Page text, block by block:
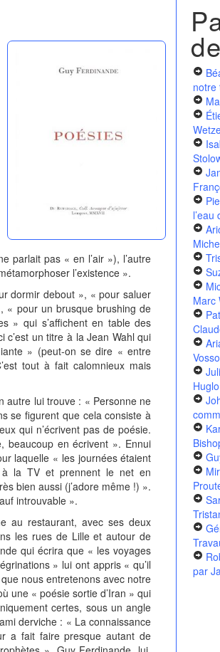
parlait pas « en l’air »), l’autre
l’existence ».
dormir debout », « pour saluer
« pour un brusque brushing de
» qui s’affichent en table des
c’est un titre à la Jean Wahl qui
» (peut-on se dire « entre
tout à fait calomnieux mais
autre lui trouve : « Personne ne
se figurent que cela consiste à
qui n’écrivent pas de poésie.
beaucoup en écrivent ». Ennui
laquelle « les journées étaient
la TV et prennent le net en
bien aussi (j’adore même !) ».
introuvable ».
au restaurant, avec ses deux
les rues de Lille et autour de
qui écrira que « les voyages
» lui ont appris « qu’il
nous entretenons avec notre
une « poésie sortie d’Iran » qui
certes, sous un angle
derviche : « La connaissance
a fait faire presque autant de
notre
l’eau
Marc
Huglo
par